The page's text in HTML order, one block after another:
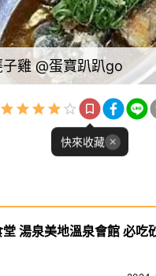
雞 @蛋寶趴趴go
快來收藏
湯泉美地溫泉會館 必吃